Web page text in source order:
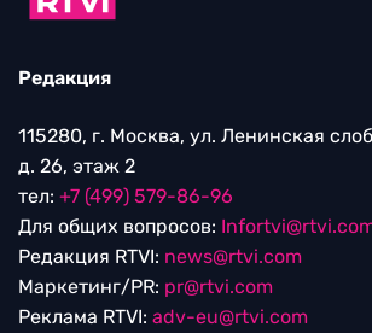
Редакция
115280, г. Москва, ул. Ленинская
д. 26, этаж 2
тел: +7 (499) 579-86-96
Для общих вопросов:
Редакция RTVI: news@rtvi.com
Маркетинг/PR: pr@rtvi.com
Реклама RTVI: adv-eu@rtvi.com